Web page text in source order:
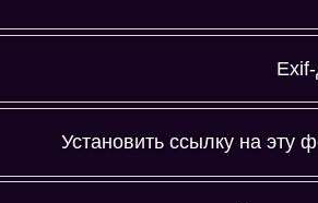
Canon
Установить ссылку на